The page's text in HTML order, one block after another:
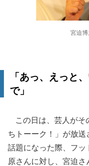
宮迫博
「あっ、えっと
で」
この日は、芸人がそ
ちトーーク！」が放
話題になった際、フ
原さんに対し、宮迫